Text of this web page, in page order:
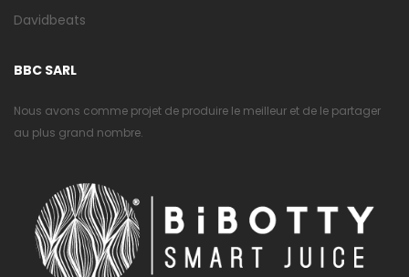
Davidbeats
BBC SARL
Nous avons comme projet de produire le meilleur et de le partager
au plus grand nombre.